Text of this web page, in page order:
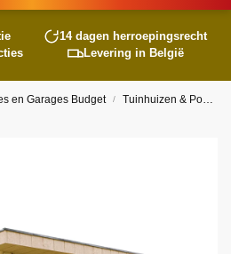
14 dagen herroepingsrecht
Levering in België
en Garages Budget / Tuinhuizen & Poolhouses